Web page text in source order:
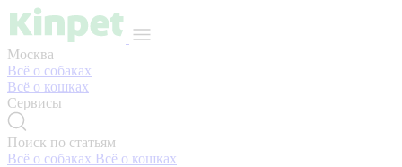
Москва
Всё о собаках
Всё о кошках
Сервисы
Поиск по статьям
Всё о собаках Всё о кошках